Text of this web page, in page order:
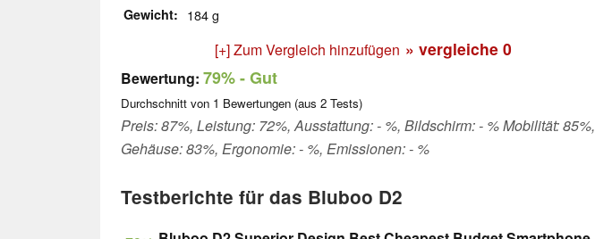
Gewicht 184 g
[+] Zum Vergleich hinzufügen » vergleiche 0
Bewertung: 79%- Gut
Durchschnitt von 1 Bewertungen (aus 2 Tests)
Preis: 87%, Leistung: 72%, Ausstattung: - %, Bildschirm: - % Mobilität: 85%,
Gehäuse: 83%, Ergonomie: - %, Emissionen: - %
Testberichte für das Bluboo D2